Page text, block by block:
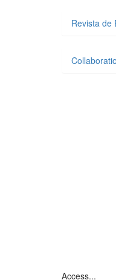
Revista de
Access...